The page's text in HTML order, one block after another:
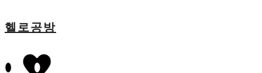
헬로공방